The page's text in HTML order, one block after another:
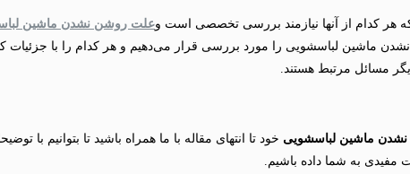
هر کدام از آنها نیازمند بررسی تخصصی است وعلت روشن نشدن ماشین
ماشین لباسشویی را مورد بررسی قرار می‌دهیم و هر کدام را با
مسائل مرتبط هستند.
ماشین لباسشویی خود تا انتهای مقاله با ما همراه باشید تا بتوانیم
به شما داده باشیم.